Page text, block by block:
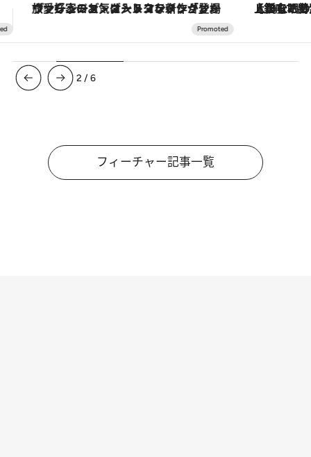
【銀座で出合う最旬美容】美髪ケアや上質な眠り…セルフケアのアップデートから、特別な名入れギフトまで。大人のための「ReFa GINZA」クルーズ
3 /6
フィーチャー記事一覧